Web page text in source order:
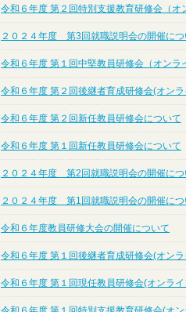
令和６年度 第２回特別支援教育研修会（オ
２０２４年度 第3回就職説明会の開催につ
令和６年度 第１回中堅教員研修会（オンラ
令和６年度 第２回後継者育成研修会(オン
令和６年度 第２回新任教員研修会について
令和６年度 第１回新任教員研修会について
２０２４年度 第2回就職説明会の開催につ
２０２４年度 第1回就職説明会の開催につ
令和６年度教員研修大会の開催について
令和６年度 第１回後継者育成研修会(オン
令和６年度 第１回現任教員研修会(オンラ